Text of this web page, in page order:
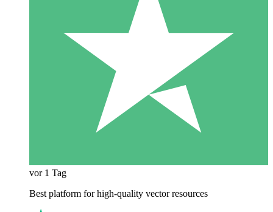
vor 1 Tag
Best platform for high-quality vector resources